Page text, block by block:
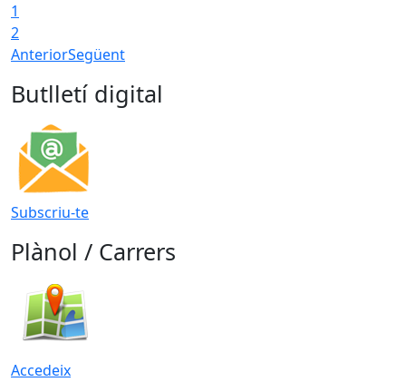
1
2
AnteriorSegüent
Butlletí digital
Subscriu-te
Plànol / Carrers
Accedeix